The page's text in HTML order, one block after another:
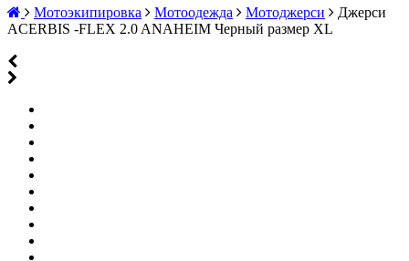
Мотоэкипировка
Мотоодежда Мотоджерси
Джерси
ACERBIS -FLEX 2.0 ANAHEIM Черный размер XL